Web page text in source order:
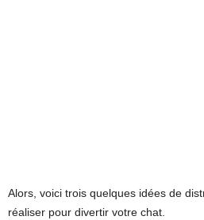
Alors, voici trois quelques idées de
réaliser pour divertir votre chat.